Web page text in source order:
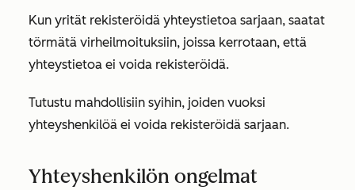
Kun yrität rekisteröidä yhteystietoa sarjaan, saatat
törmätä virheilmoituksiin, joissa kerrotaan, että
yhteystietoa ei voida rekisteröidä.
Tutustu mahdollisiin syihin, joiden vuoksi
yhteyshenkilöä ei voida rekisteröidä sarjaan.
Yhteyshenkilön ongelmat